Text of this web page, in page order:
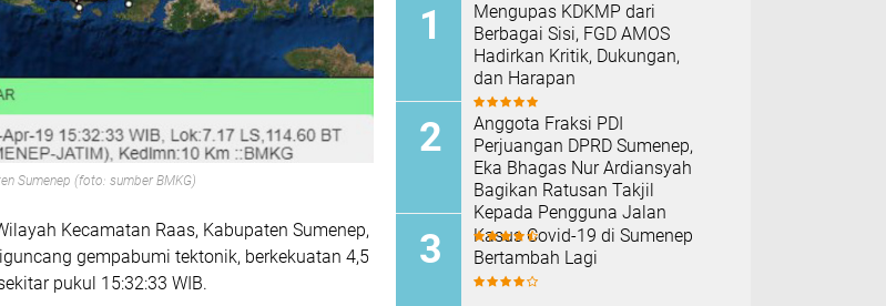
Sumenep (foto: sumber BMKG)
Kecamatan Raas, Kabupaten Sumenep,
gempabumi tektonik, berkekuatan 4,5
pukul 15:32:33 WIB.
Mengupas KDKMP dari
Berbagai Sisi, FGD AMOS
Hadirkan Kritik, Dukungan,
dan Harapan
Anggota Fraksi PDI
Perjuangan DPRD Sumenep,
Eka Bhagas Nur Ardiansyah
Bagikan Ratusan Takjil
Kepada Pengguna Jalan
Kasus Covid-19 di Sumenep
Bertambah Lagi